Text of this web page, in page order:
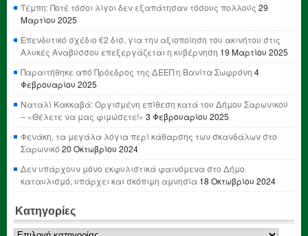
Τέμπη: Ποτέ τόσοι λίγοι δεν εξαπάτησαν τόσους πολλούς 29
Μαρτίου 2025
Επενδυτικό σχέδιο €2 δισ. για την αξιοποίηση του ακινήτου στις
Αλυκές Αναβύσσου επεξεργάζεται η κυβέρνηση 19 Μαρτίου 2025
Παραιτήθηκε από Πρόεδρος της ΔΕΕΠ η Βανίτα Σωφρόνη 4
Φεβρουαρίου 2025
Ναταλί Κακκαβά: Οργισμένη επίθεση κατά του Δήμου Σαρωνικού
– «Θέλετε να μας φιμώσετε!» 3 Φεβρουαρίου 2025
Φενάκη, τα μεγάλα λόγια περί κάθαρσης των σκανδάλων στο
Σαρωνικό 20 Οκτωβρίου 2024
Δεν υπάρχουν μόνο εκφυλιστικά φαινόμενα στο Δήμο
καταυλισμό, υπάρχει και σκόπιμη αμνησία 18 Οκτωβρίου 2024
Κατηγορίες
Κατηγορίες